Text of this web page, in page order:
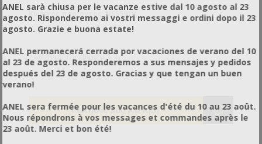
Κωδικός προϊόντος: NS55910
Σωλήνας Τροφίμων 1 1/2``
ANEL sarà chiusa per le vacanze estive dal 10 agosto al 23
agosto. Risponderemo ai vostri messaggi e ordini dopo il 23
agosto. Grazie e buona estate!
ANEL permanecerá cerrada por vacaciones de verano del 10
al 23 de agosto. Responderemos a sus mensajes y pedidos
después del 23 de agosto. Gracias y que tengan un buen
verano!
ANEL sera fermée pour les vacances d'été du 10 au 23 août.
Nous répondrons à vos messages et commandes après le
23 août. Merci et bon été!